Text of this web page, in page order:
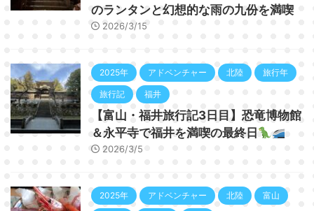
のランタンと幻想的な雨の九份を満喫
2026/3/15
2025年 アドベンチャー 北陸 旅行年
旅行記 福井
【富山・福井旅行記3日目】恐竜博物館
＆永平寺で福井を満喫の最終日
2026/3/5
2025年 アドベンチャー 北陸 富山